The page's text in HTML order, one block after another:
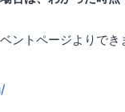
ントページよりでき